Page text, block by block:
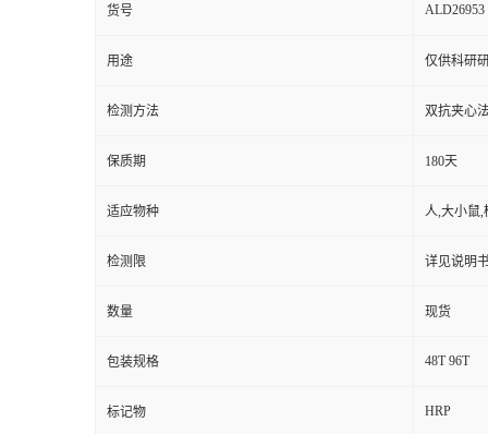
货号 ALD26953
用途 仅供科研
检测方法 双抗夹心
保质期 180天
适应物种 人,大小鼠,
检测限 详见说明
数量 现货
包装规格 48T 96T
标记物 HRP